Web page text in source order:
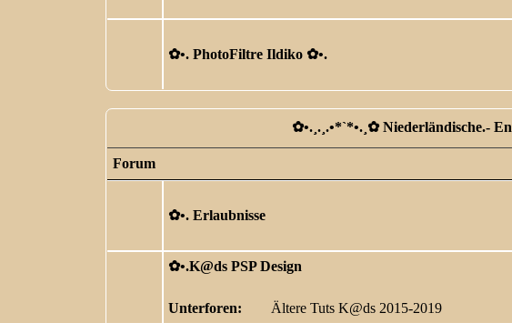
✿ •. PhotoFiltre Ildiko ✿ •.
✿ •.¸.¸.•*`*•.¸✿ Niederländische.-
Forum
✿ •. Erlaubnisse
✿ •.K@ds PSP Design
Unterforen: Ältere Tuts K@ds 2015-2019